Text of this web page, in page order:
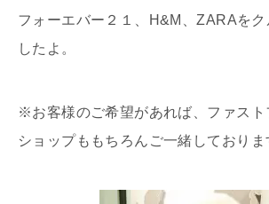
フォーエバー２１、H&M、ZARAをク
したよ。
※お客様のご希望があれば、ファスト
ショップももちろんご一緒しておりま